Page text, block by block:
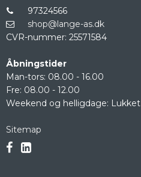
97324566
shop@lange-as.dk
CVR-nummer: 25571584
Åbningstider
Man-tors: 08.00 - 16.00
Fre: 08.00 - 12.00
Weekend og helligdage: Lukket
Sitemap